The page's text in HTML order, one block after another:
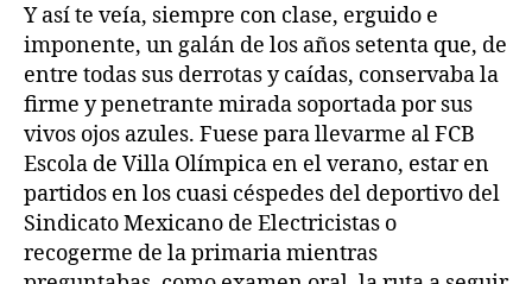
Y así te veía, siempre con clase, erguido e
imponente, un galán de los años setenta que, de
entre todas sus derrotas y caídas, conservaba la
firme y penetrante mirada soportada por sus
vivos ojos azules. Fuese para llevarme al FCB
Escola de Villa Olímpica en el verano, estar en
partidos en los cuasi céspedes del deportivo del
Sindicato Mexicano de Electricistas o
recogerme de la primaria mientras